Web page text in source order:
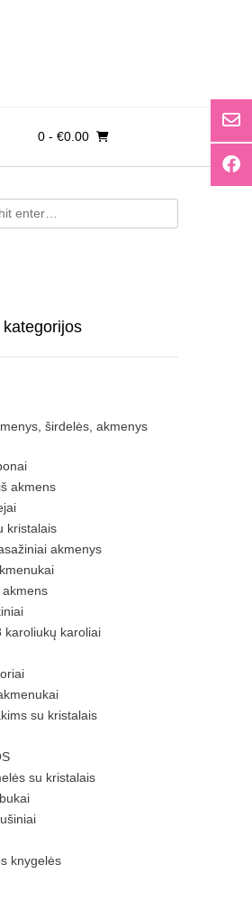
0- €0.00
širdelės, akmenys
akmens
kristalais
akmenys
akmens
karoliukų karoliai
su kristalais
su kristalais
knygelės